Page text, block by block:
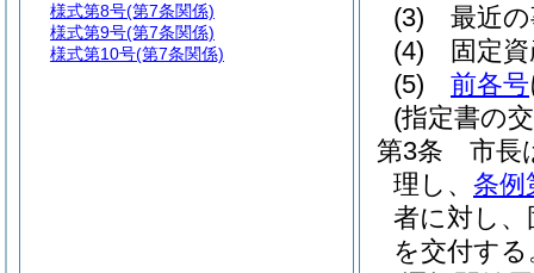
(3)
最近
(4)
固定
(5)
前各号
(指定書の
第3条
市長
理し、 条例
者に対し、
を交付する
様式第8号(第7条関係)
様式第9号(第7条関係)
様式第10号(第7条関係)